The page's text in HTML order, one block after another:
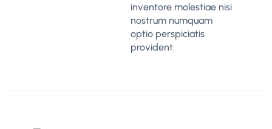
inventore molestiae nisi
nostrum numquam
optio perspiciatis
provident.